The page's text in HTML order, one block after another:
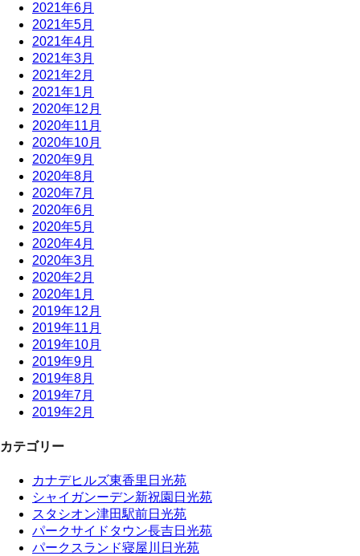
2021年6月
2021年5月
2021年4月
2021年3月
2021年2月
2021年1月
2020年12月
2020年11月
2020年10月
2020年9月
2020年8月
2020年7月
2020年6月
2020年5月
2020年4月
2020年3月
2020年2月
2020年1月
2019年12月
2019年11月
2019年10月
2019年9月
2019年8月
2019年7月
2019年2月
カテゴリー
カナデヒルズ東香里日光苑
シャイガンーデン新祝園日光苑
スタシオン津田駅前日光苑
パークサイドタウン長吉日光苑
パークスランド寝屋川日光苑